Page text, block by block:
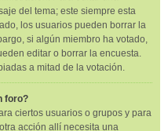
del tema; este siempre esta
los usuarios pueden borrar la
si algún miembro ha votado,
editar o borrar la encuesta.
a mitad de la votación.
foro?
ciertos usuarios o grupos y para
acción allí necesita una